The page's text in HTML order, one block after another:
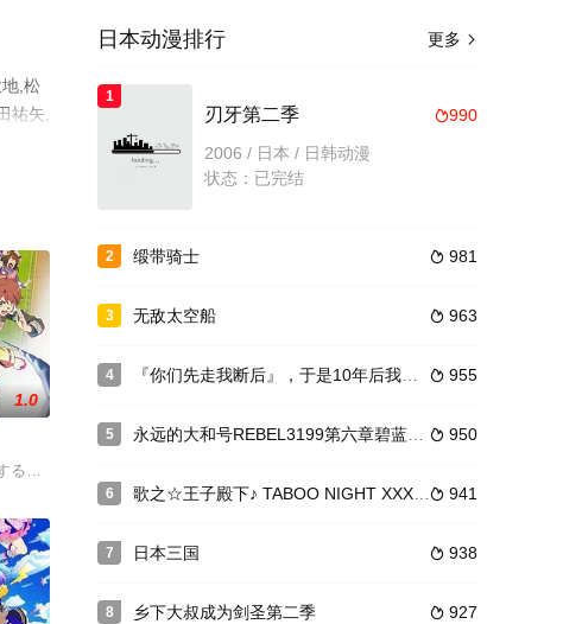
,松
祐矢,
宇宙飞船从天而降，受
不擅长，每天都被父亲责骂，对于她来说的救赎就是
1.0
るジャングルポケットは＜トゥインクル・シリーズ＞でのフジキセキの走りに
更多 
日本动漫排行
1
990
刃牙第二季
2006 / 日本 / 日韩动漫
状态：已完结
2  981
缎带骑士
3  963
无敌太空船
4  955
『你们先走我断后』，于是10年后我成为了传说
5  950
永远的大和号REBEL3199第六章碧蓝迷宫
6  941
歌之☆王子殿下♪ TABOO NIGHT XXXX剧场版
7  938
日本三国
8  927
乡下大叔成为剑圣第二季